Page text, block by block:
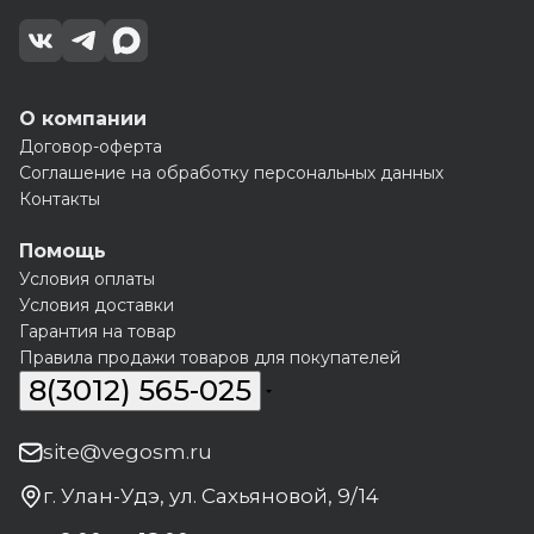
О компании
Договор-оферта
Соглашение на обработку персональных данных
Контакты
Помощь
Условия оплаты
Условия доставки
Гарантия на товар
Правила продажи товаров для покупателей
8(3012) 565-025
site@vegosm.ru
г. Улан-Удэ, ул. Сахьяновой, 9/14